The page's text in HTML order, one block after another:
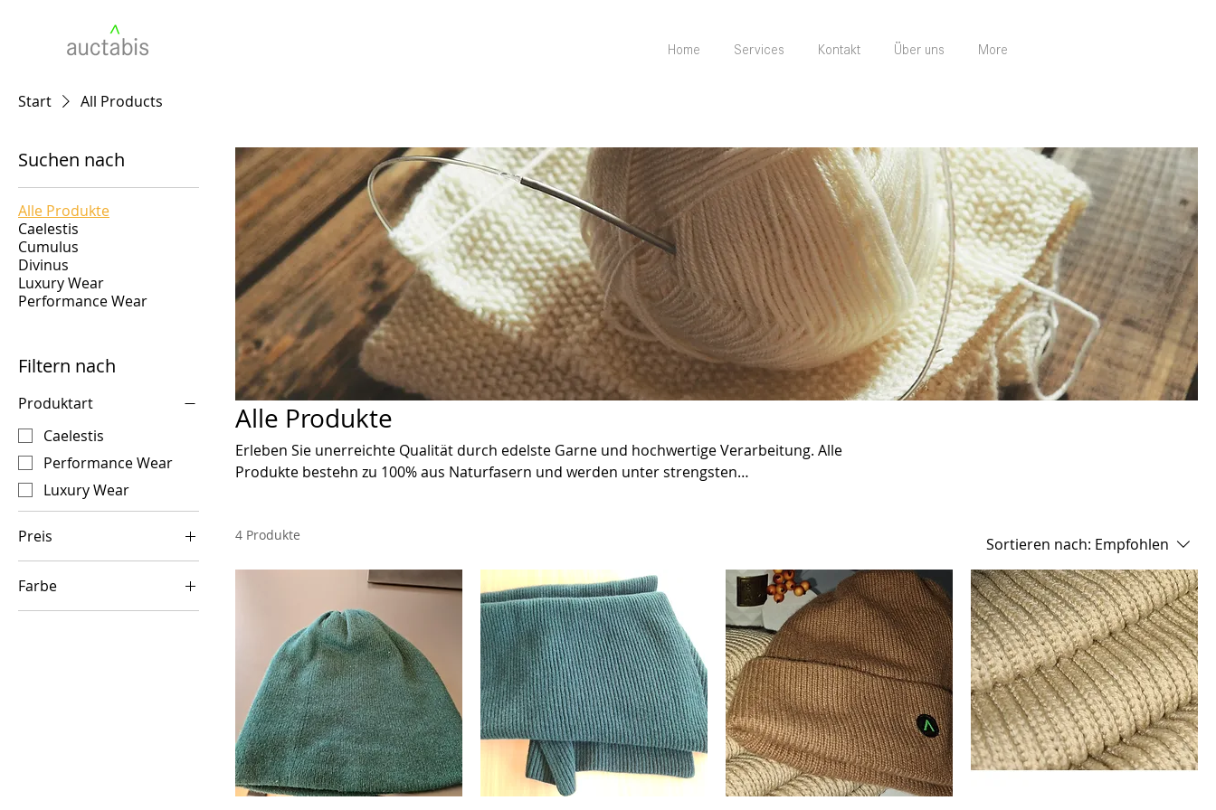
Home Services Kontakt Über uns More
Start All Products
Suchen nach
Alle Produkte
Caelestis
Cumulus
Divinus
Luxury Wear
Performance Wear
Filtern nach
Produktart
Caelestis
Performance Wear
Luxury Wear
Preis
110 € 250 €
Farbe
Alle Produkte
Erleben Sie unerreichte Qualität durch edelste Garne und hochwertige Verarbeitung. Alle
Produkte bestehn zu 100% aus Naturfasern und werden unter strengsten
4 Produkte Sortieren nach: Empfohlen